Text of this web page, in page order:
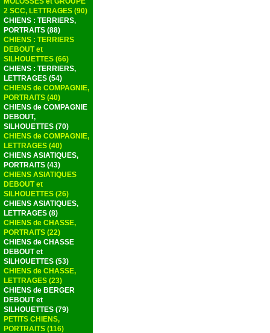
2 SCC, LETTRAGES (90)
CHIENS : TERRIERS,
PORTRAITS (88)
CHIENS : TERRIERS
DEBOUT et
SILHOUETTES (66)
CHIENS : TERRIERS,
LETTRAGES (54)
CHIENS de COMPAGNIE,
PORTRAITS (40)
CHIENS de COMPAGNIE
DEBOUT,
SILHOUETTES (70)
CHIENS de COMPAGNIE,
LETTRAGES (40)
CHIENS ASIATIQUES,
PORTRAITS (43)
CHIENS ASIATIQUES
DEBOUT et
SILHOUETTES (26)
CHIENS ASIATIQUES,
LETTRAGES (8)
CHIENS de CHASSE,
PORTRAITS (22)
CHIENS de CHASSE
DEBOUT et
SILHOUETTES (53)
CHIENS de CHASSE,
LETTRAGES (23)
CHIENS de BERGER
DEBOUT et
SILHOUETTES (79)
PETITS CHIENS,
PORTRAITS (116)